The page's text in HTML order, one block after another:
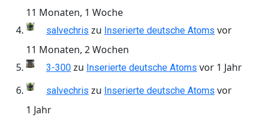
11 Monaten, 1 Woche
salvechris zu Inserierte deutsche Atoms vor
11 Monaten, 2 Wochen
3-300 zu Inserierte deutsche Atoms vor 1 Jahr
salvechris zu Inserierte deutsche Atoms vor
1 Jahr